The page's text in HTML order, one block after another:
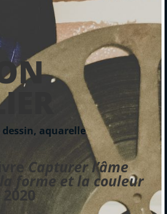
dessin, aquarelle
Capturer l’âme
la forme et la couleur
, 2020